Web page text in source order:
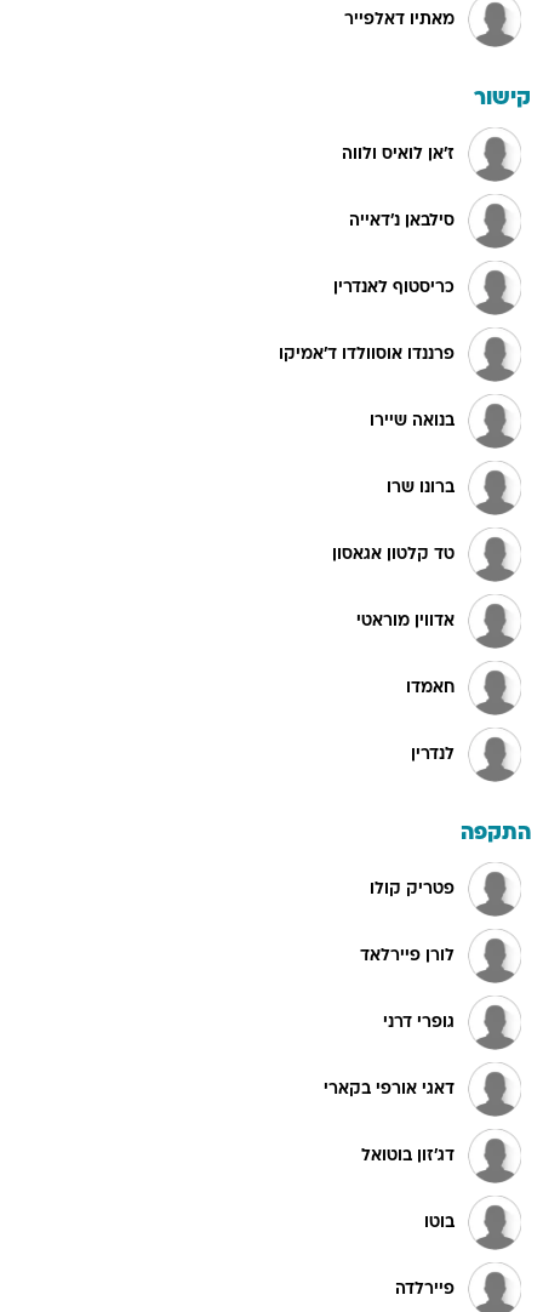
מאתיו דאלפייר
קישור
ז'אן לואיס ולווה
סילבאן נ'דאייה
כריסטוף לאנדרין
פרננדו אוסוולדו ד'אמיקו
בנואה שיירו
ברונו שרו
טד קלטון אגאסון
אדווין מוראטי
חאמדו
לנדרין
התקפה
פטריק קולו
לורן פיירלאד
גופרי דרני
דאגי אורפי בקארי
דג'זון בוטואל
בוטו
פיירלדה